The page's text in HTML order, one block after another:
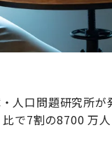
人口問題研究所
で7割の8700 万